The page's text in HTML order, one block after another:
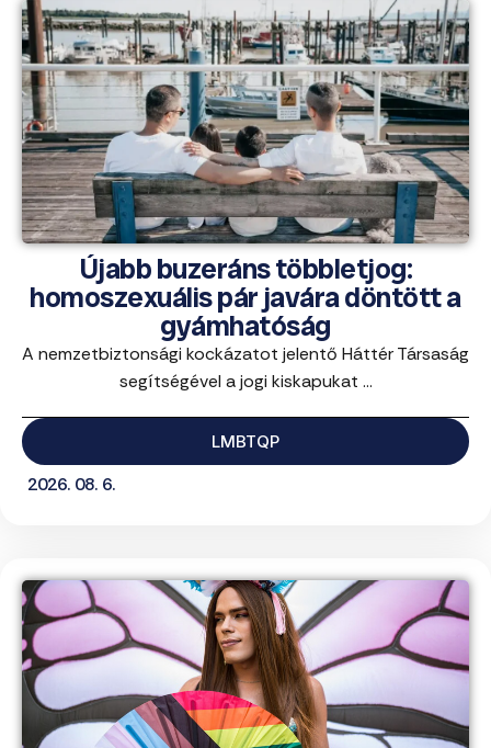
Újabb buzeráns többletjog:
homoszexuális pár javára döntött a
gyámhatóság
A nemzetbiztonsági kockázatot jelentő Háttér Társaság
segítségével a jogi kiskapukat ...
LMBTQP
2026. 08. 6.